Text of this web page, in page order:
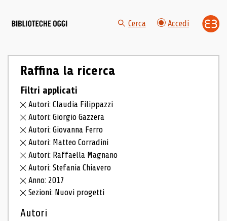
Cerca Accedi
Raffina la ricerca
Filtri applicati
Autori: Claudia Filippazzi
Autori: Giorgio Gazzera
Autori: Giovanna Ferro
Autori: Matteo Corradini
Autori: Raffaella Magnano
Autori: Stefania Chiavero
Anno: 2017
Sezioni: Nuovi progetti
Autori